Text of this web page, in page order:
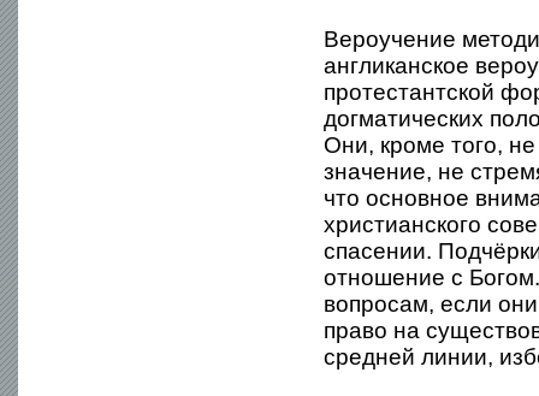
Вероучение
англиканское
протестантской
догматических
Они, кроме того,
значение, не
что основное
христианского
спасении.
отношение с
вопросам, если
право на
средней линии,